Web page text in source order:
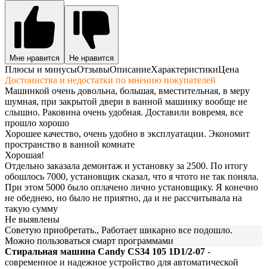
Мне нравится Не нравится
Плюсы и минусыОтзывыОписаниеХарактеристикиЦена
Достоинства и недостатки по мнению покупателей
Машинкой очень довольна, большая, вместительная, в меру
шумная, при закрытой двери в ванной машинку вообще не
слышно. Раковина очень удобная. Доставили вовремя, все
прошло хорошо
Хорошее качество, очень удобно в эксплуатации. Экономит
пространство в ванной комнате
Хорошая!
Отдельно заказала демонтаж и установку за 2500. По итогу
обошлось 7000, установщик сказал, что я чтото не так поняла.
При этом 5000 было оплачено лично установщику. Я конечно
не обеднею, но было не приятно, да и не рассчитывала на
такую сумму
Не выявлены
Советую приобретать., Работает шикарно все подошло.
Можно пользоваться смарт программами
Стиральная машина Candy CS34 105 1D1/2-07 -
современное и надежное устройство для автоматической